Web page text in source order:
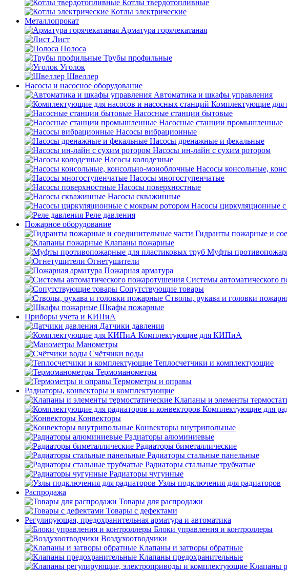
Котлы твердотопливные
Котлы электрические
Металлопрокат
Арматура горячекатаная
Лист
Полоса
Трубы профильные
Уголок
Швеллер
Насосы и насосное оборудование
Автоматика и шкафы управления
Комплектующие для
Насосные станции бытовые
Насосные станции промышленные
Насосы вибрационные
Насосы дренажные и фекальные
Насосы ин-лайн с сухим ротором
Насосы колодезные
Насосы консольные,
Насосы многоступенчатые
Насосы поверхностные
Насосы скважинные
Насосы циркуляционные
Реле давления
Пожарное оборудование
Гидранты пожарные и
Клапаны пожарные
Муфты
Огнетушители
Пожарная арматура
Системы автоматического
Сопутствующие товары
Стволы, рукава и головки
Шкафы пожарные
Приборы учета и КИПиА
Датчики давления
Комплектующие для КИПиА
Манометры
Счётчики воды
Теплосчетчики и комплектующие
Термоманометры
Термометры и оправы
Радиаторы, конвекторы и комплектующие
Клапаны и элементы
Комплектующие для
Конвекторы
Конвекторы внутрипольные
Радиаторы алюминиевые
Радиаторы биметаллические
Радиаторы стальные панельные
Радиаторы стальные трубчатые
Радиаторы чугунные
Узлы подключения для радиаторов
Распродажа
Товары для распродажи
Товары с дефектами
Регулирующая, предохранительная арматура и автоматика
Блоки управления и контроллеры
Воздухоотводчики
Клапаны и затворы обратные
Клапаны предохранительные
Клапаны